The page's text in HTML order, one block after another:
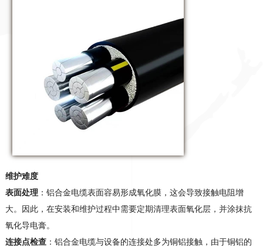
维护难度
表面处理：铝合金电缆表面容易形成氧化膜，这会导致接触电阻增
大。因此，在安装和维护过程中需要定期清理表面氧化层，并涂抹抗
氧化导电膏。
连接点检查：铝合金电缆与设备的连接处多为铜铝接触，由于铜铝的